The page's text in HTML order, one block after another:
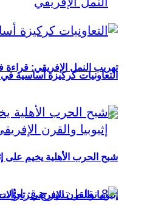
تهريب النمل الإفريقي:
إثيوبيا والقرن الإفريقي:
التعاونيات كركيزة أساسية في
شبح الحرب الأهلية يخيم على